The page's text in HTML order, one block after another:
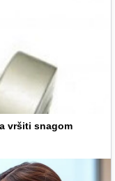
vršiti snagom